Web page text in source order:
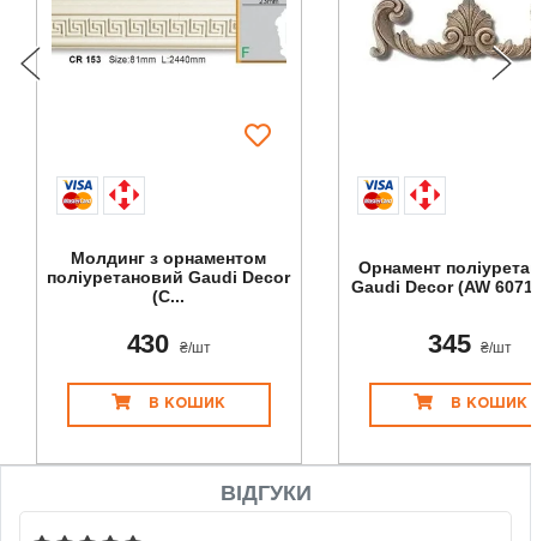
Молдинг з орнаментом
поліуретановий Gaudi Decor
(C...
430 ₴/шт
В КОШИК
Орнамент
Gaudi Decor (AW
345 ₴/шт
В КОШИК
ВІДГУКИ